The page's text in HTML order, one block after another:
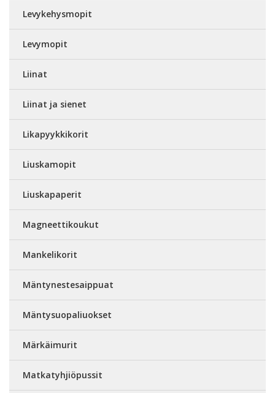
Levykehysmopit
Levymopit
Liinat
Liinat ja sienet
Likapyykkikorit
Liuskamopit
Liuskapaperit
Magneettikoukut
Mankelikorit
Mäntynestesaippuat
Mäntysuopaliuokset
Märkäimurit
Matkatyhjiöpussit